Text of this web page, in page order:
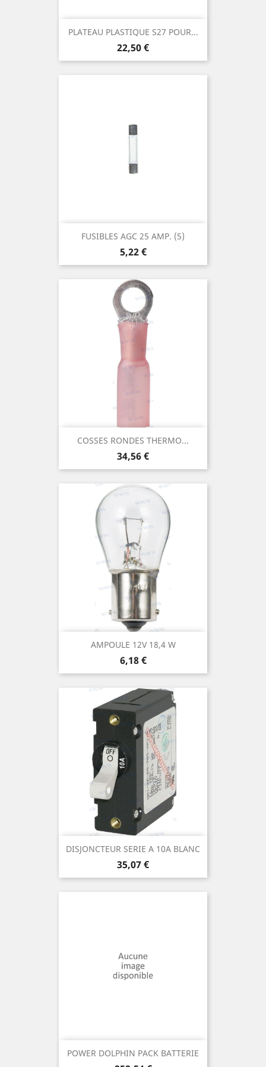
PLATEAU PLASTIQUE S27 POUR...
Prix
22,50 €
FUSIBLES AGC 25 AMP. (5)
Prix
5,22 €
COSSES RONDES THERMO...
Prix
34,56 €
AMPOULE 12V 18,4 W
Prix
6,18 €
DISJONCTEUR SERIE A 10A BLANC
Prix
35,07 €
POWER DOLPHIN PACK BATTERIE